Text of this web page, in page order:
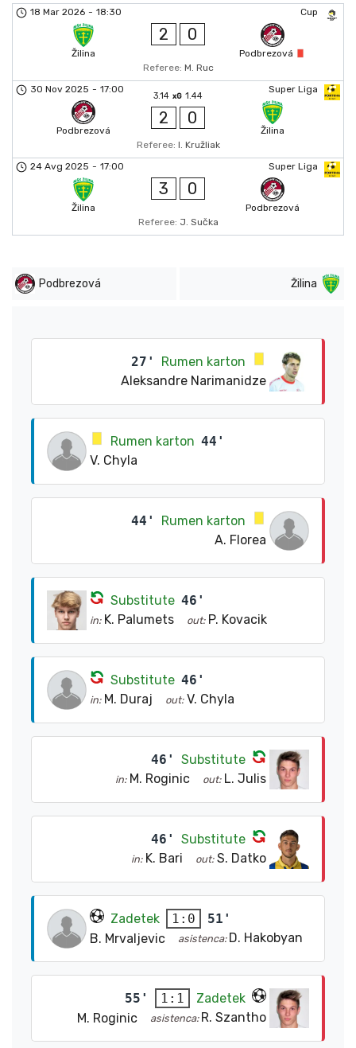
Cup
18 Mar 2026 - 18:30
Žilina
2 0
Podbrezová
Referee: M. Ruc
Super Liga
30 Nov 2025 - 17:00
Podbrezová
3.14 xG 1.44
2 0
Žilina
Referee: I. Kružliak
Super Liga
24 Avg 2025 - 17:00
Žilina
3 0
Podbrezová
Referee: J. Sučka
Podbrezová Žilina
27'
Rumen karton
Aleksandre Narimanidze
Rumen karton 44'
V. Chyla
44'
Rumen karton
A. Florea
Substitute 46'
in: K. Palumets out: P. Kovacik
Substitute 46'
in: M. Duraj out: V. Chyla
46' Substitute
in: M. Roginic out: L. Julis
46' Substitute
in: K. Bari out: S. Datko
Zadetek 1:0
51'
B. Mrvaljevic
asistenca: D. Hakobyan
55' 1:1
Zadetek
M. Roginic
asistenca: R. Szantho